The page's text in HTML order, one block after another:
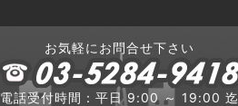
お気軽にお問合せ下さい
電話受付時間：平日 9:00 ～ 19:00 迄